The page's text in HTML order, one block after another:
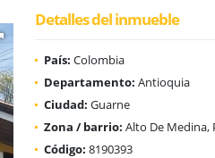
Detalles del inmueble
País: Colombia
Departamento: Antioquia
Ciudad: Guarne
Zona / barrio: Alto De Medina,
Código: 8190393